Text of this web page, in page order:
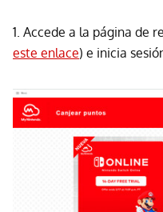
1. Accede a la página de
este enlace) e inicia